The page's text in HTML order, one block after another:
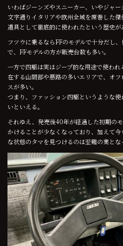
いわばジーンズやスニーカー、いやジャー
文字通りイタリアや欧州全域を席巻した
道具として徹底的に使われたという歴史が
フツウに乗るならFFのモデルで十分だし
で、FFモデルの方が販売台数も多い。
一方で四駆は実はジープ的な用途で使わ
在する山間部や悪路の多いエリアで、オ
スが多い。
つまり、ファッション四駆というような
いといえる。
それゆえ、発売後40年が経過した初期の
かけることが少なくなっており、加えて
な状態のタマを見つけるのは至難の業とな